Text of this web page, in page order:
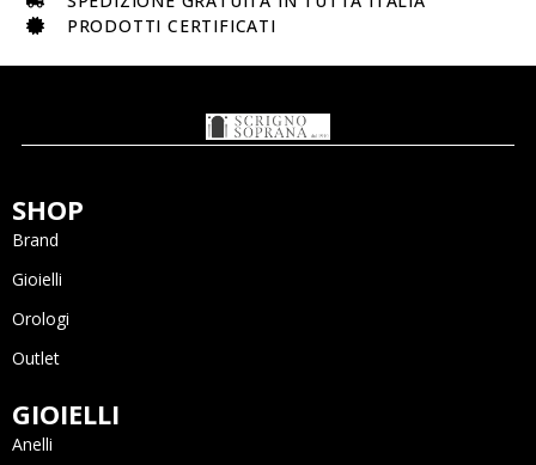
PRODOTTI CERTIFICATI
SHOP
Brand
Gioielli
Orologi
Outlet
GIOIELLI
Anelli